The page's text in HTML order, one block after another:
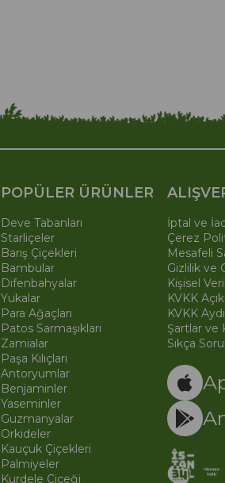
POPÜLER ÜRÜNLER
Deve Tabanları
Starliçeler
Barış Çiçekleri
Bambular
Difenbahyalar
Yukalar
Para Ağaçları
Patos Sarmaşıkları
Zamialar
Paşa Kılıçları
Antoryumlar
Benjaminler
Yaseminler
Guzmanyalar
Orkideler
Kauçuk Çiçekleri
Palmiyeler
Kurdele Çiçeği
İptal ve
Çerez
Mesafeli
Gizlilik ve
Kişisel
KVKK
KVKK
Şartlar ve
Sıkça